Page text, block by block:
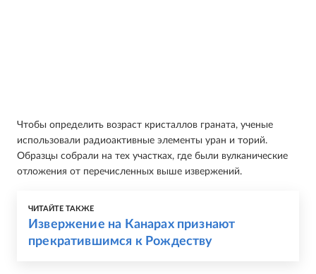
Чтобы определить возраст кристаллов граната, ученые
использовали радиоактивные элементы уран и торий.
Образцы собрали на тех участках, где были вулканические
отложения от перечисленных выше извержений.
ЧИТАЙТЕ ТАКЖЕ
Извержение на Канарах признают
прекратившимся к Рождеству